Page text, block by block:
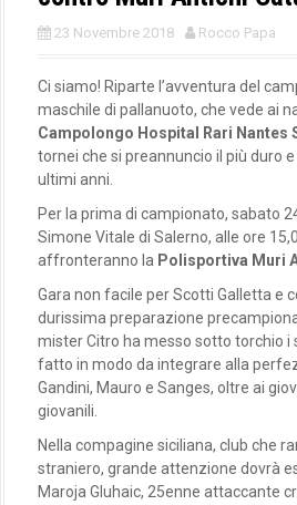
23 Novembre 2018 Rocco Papa
Ci siamo! Riparte l’avventura del
maschile di pallanuoto, che vede ai
Campolongo Hospital Rari Nantes
tornei che si preannuncio il più duro
ultimi anni.
Per la prima di campionato, sabato
Simone Vitale di Salerno, alle ore
affronteranno la Polisportiva Muri
Gara non facile per Scotti Galletta e
durissima preparazione
mister Citro ha messo sotto torchio i
fatto in modo da integrare alla
Gandini, Mauro e Sanges, oltre ai
giovanili.
Nella compagine siciliana, club che
straniero, grande attenzione dovrà
Maroja Gluhaic, 25enne attaccante